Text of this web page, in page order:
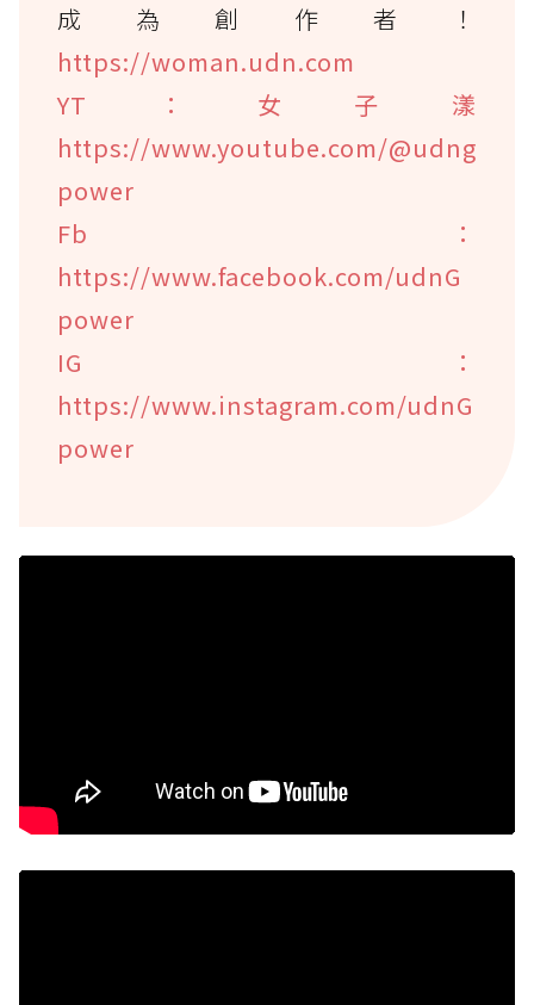
成為創作者！
https://woman.udn.com
YT：女子漾
https://www.youtube.com/@udng
power
Fb：
https://www.facebook.com/udnG
power
IG：
https://www.instagram.com/udnG
power